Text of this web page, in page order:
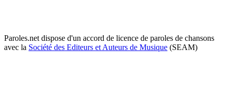
Paroles.net dispose d'un accord de licence de paroles de chansons
avec la Société des Editeurs et Auteurs de Musique (SEAM)